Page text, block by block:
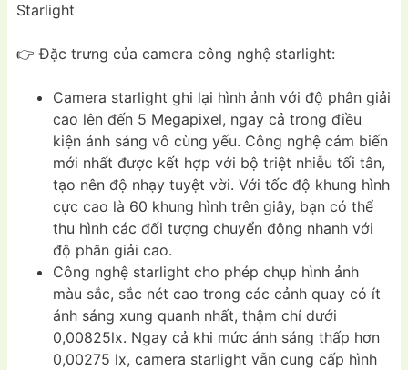
Starlight
👉 Đặc trưng của camera công nghệ starlight:
Camera starlight ghi lại hình ảnh với độ phân giải
cao lên đến 5 Megapixel, ngay cả trong điều
kiện ánh sáng vô cùng yếu. Công nghệ cảm biến
mới nhất được kết hợp với bộ triệt nhiễu tối tân,
tạo nên độ nhạy tuyệt vời. Với tốc độ khung hình
cực cao là 60 khung hình trên giây, bạn có thể
thu hình các đối tượng chuyển động nhanh với
độ phân giải cao.
Công nghệ starlight cho phép chụp hình ảnh
màu sắc, sắc nét cao trong các cảnh quay có ít
ánh sáng xung quanh nhất, thậm chí dưới
0,00825lx. Ngay cả khi mức ánh sáng thấp hơn
0,00275 lx, camera starlight vẫn cung cấp hình